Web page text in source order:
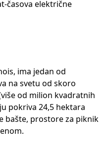
časova električne
ima jedan od
na svetu od skoro
od milion kvadratnih
pokriva 24,5 hektara
bašte, prostore za piknik